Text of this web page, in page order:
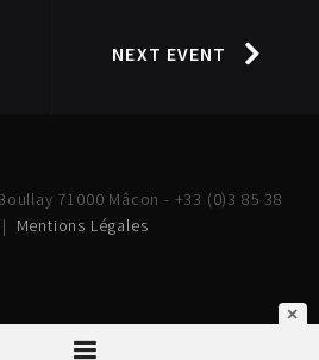
NEXT EVENT
71000 Mâcon - +33 (0)3 85 38
Mentions Légales